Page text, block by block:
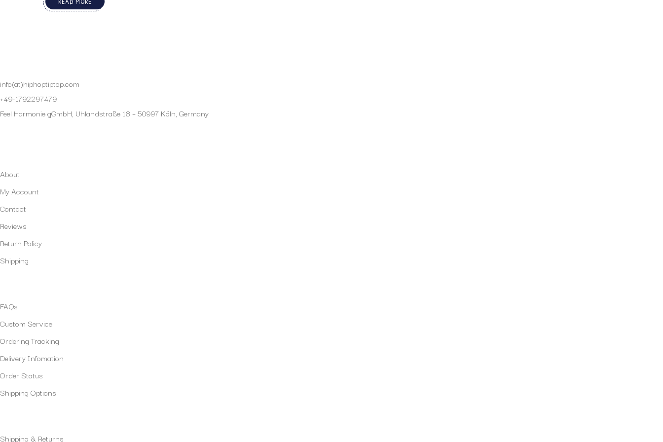
info(at)hiphoptiptop.com
+49-1792297479
Feel Harmonie gGmbH, Uhlandstraße 18 – 50997 Köln, Germany
About
My Account
Contact
Reviews
Return Policy
Shipping
FAQs
Custom Service
Ordering Tracking
Delivery Infomation
Order Status
Shipping Options
Shipping & Returns